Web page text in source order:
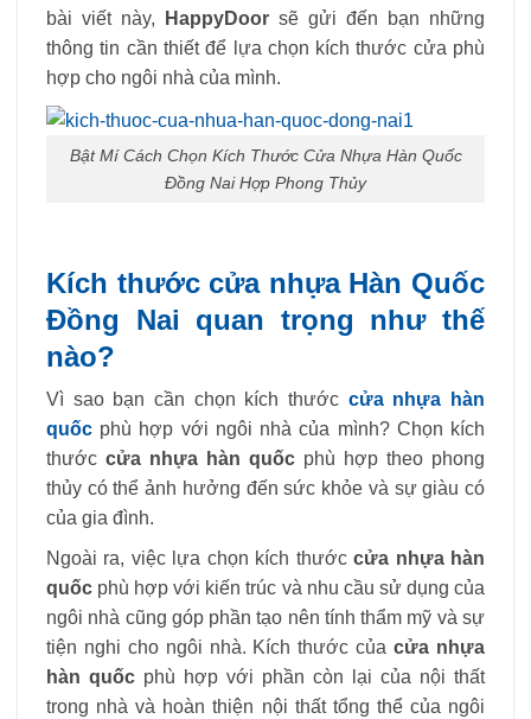
bài viết này,
HappyDoor sẽ gửi đến bạn những
thông tin cần thiết để lựa chọn kích thước cửa phù
hợp cho ngôi nhà của mình.
Bật Mí Cách Chọn Kích Thước Cửa Nhựa Hàn Quốc
Đồng Nai Hợp Phong Thủy
Kích thước cửa nhựa Hàn Quốc
Đồng Nai quan trọng như thế
nào?
Vì sao bạn cần chọn kích thước cửa nhựa hàn
quốc phù hợp với ngôi nhà của mình? Chọn kích
thước cửa nhựa hàn quốc phù hợp theo phong
thủy có thể ảnh hưởng đến sức khỏe và sự giàu có
của gia đình.
Ngoài ra, việc lựa chọn kích thướccửa nhựa hàn
quốc phù hợp với kiến ​​trúc và nhu cầu sử dụng của
ngôi nhà cũng góp phần tạo nên tính thẩm mỹ và sự
tiện nghi cho ngôi nhà. Kích thước củacửa nhựa
hàn quốc phù hợp với phần còn lại của nội thất
trong nhà và hoàn thiện nội thất tổng thể của ngôi